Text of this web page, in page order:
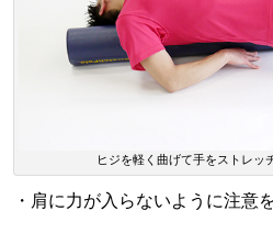
ヒジを軽く曲げて手をストレッ
・肩に力が入らないように注意